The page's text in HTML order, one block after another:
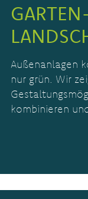
Außenanlagen
nur grün. Wir
kombinieren